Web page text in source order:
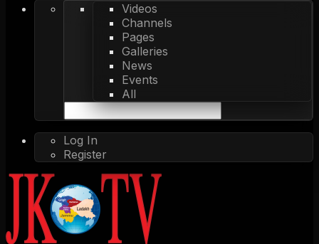
Videos
Channels
Pages
Galleries
News
Events
All
Log In
Register